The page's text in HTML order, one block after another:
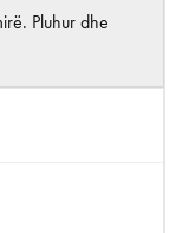
Pluhur dhe